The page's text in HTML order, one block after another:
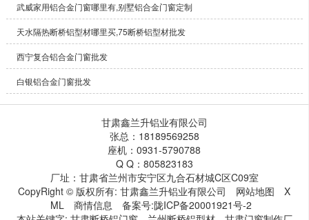
武威家用铝合金门窗哪里有,别墅铝合金门窗定制
天水隔热断桥铝型材哪里买,75断桥铝型材批发
西宁复合铝合金门窗批发
白银铝合金门窗批发
甘肃鑫兰升铝业有限公司
张总：18189569258
座机：0931-5790788
Q Q：805823183
厂址：甘肃省兰州市安宁区九合石材城C区C09室
CopyRight © 版权所有:甘肃鑫兰升铝业有限公司 网站地图
X
ML
商情信息 备案号:陇ICP备20001921号-2